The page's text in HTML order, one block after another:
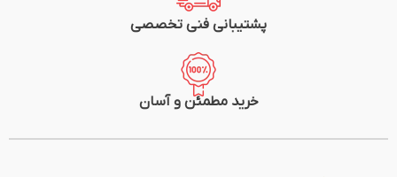
پشتیبانی فنی تخصصی
خرید مطمئن و آسان